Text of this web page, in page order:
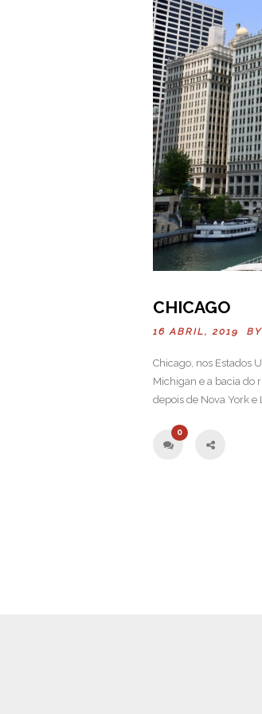
CHICAGO
16 ABRIL, 2019 BY
Chicago, nos Estados
Michigan e a bacia do
depois de Nova York e
0